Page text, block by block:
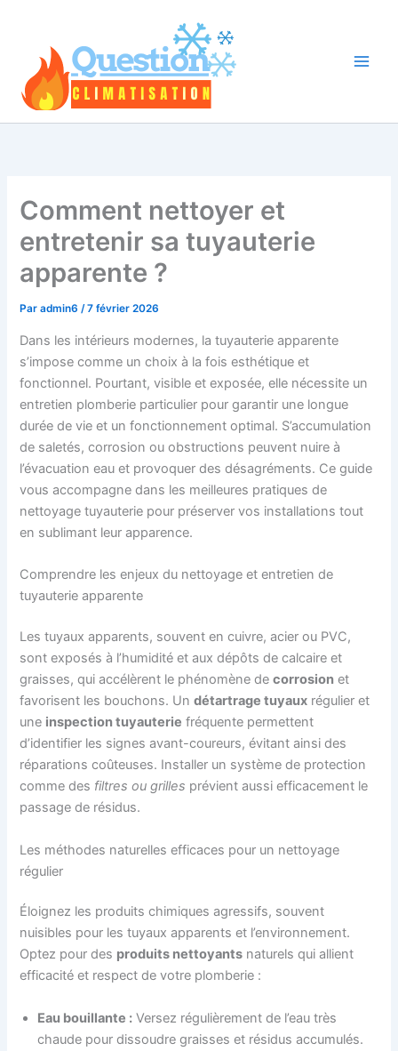
Comment nettoyer et
entretenir sa tuyauterie
apparente ?
Paradmin6/7 février 2026
Dans les intérieurs modernes, la tuyauterie apparente
s’impose comme un choix à la fois esthétique et
fonctionnel. Pourtant, visible et exposée, elle nécessite un
entretien plomberie particulier pour garantir une longue
durée de vie et un fonctionnement optimal. S’accumulation
de saletés, corrosion ou obstructions peuvent nuire à
l’évacuation eau et provoquer des désagréments. Ce guide
vous accompagne dans les meilleures pratiques de
nettoyage tuyauterie pour préserver vos installations tout
en sublimant leur apparence.
Comprendre les enjeux du nettoyage et entretien de
tuyauterie apparente
Les tuyaux apparents, souvent en cuivre, acier ou PVC,
sont exposés à l’humidité et aux dépôts de calcaire et
graisses, qui accélèrent le phénomène decorrosion et
favorisent les bouchons. Undétartrage tuyaux régulier et
une inspection tuyauterie fréquente permettent
d’identifier les signes avant-coureurs, évitant ainsi des
réparations coûteuses. Installer un système de protection
comme des filtres ou grilles prévient aussi efficacement le
passage de résidus.
Les méthodes naturelles efficaces pour un nettoyage
régulier
Éloignez les produits chimiques agressifs, souvent
nuisibles pour les tuyaux apparents et l’environnement.
Optez pour des produits nettoyants naturels qui allient
efficacité et respect de votre plomberie :
Eau bouillante : Versez régulièrement de l’eau très
chaude pour dissoudre graisses et résidus accumulés.